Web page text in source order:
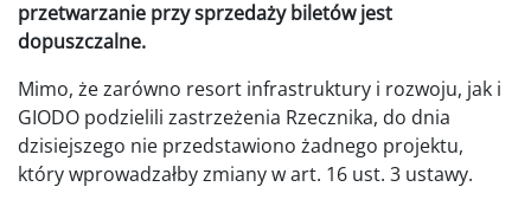
przetwarzanie przy sprzedaży biletów jest
dopuszczalne.
Mimo, że zarówno resort infrastruktury i rozwoju, jak i
GIODO podzielili zastrzeżenia Rzecznika, do dnia
dzisiejszego nie przedstawiono żadnego projektu,
który wprowadzałby zmiany w art. 16 ust. 3 ustawy.